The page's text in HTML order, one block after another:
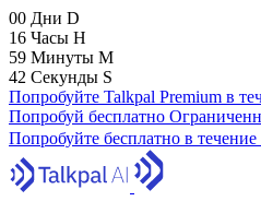
00 Дни D
16 Часы H
59 Минуты M
41 Секунды S
Попробуйте Talkpal Premium в
Попробуй бесплатно
Попробуйте бесплатно в течение